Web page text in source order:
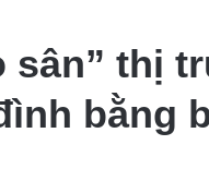
sân” thị
bằng